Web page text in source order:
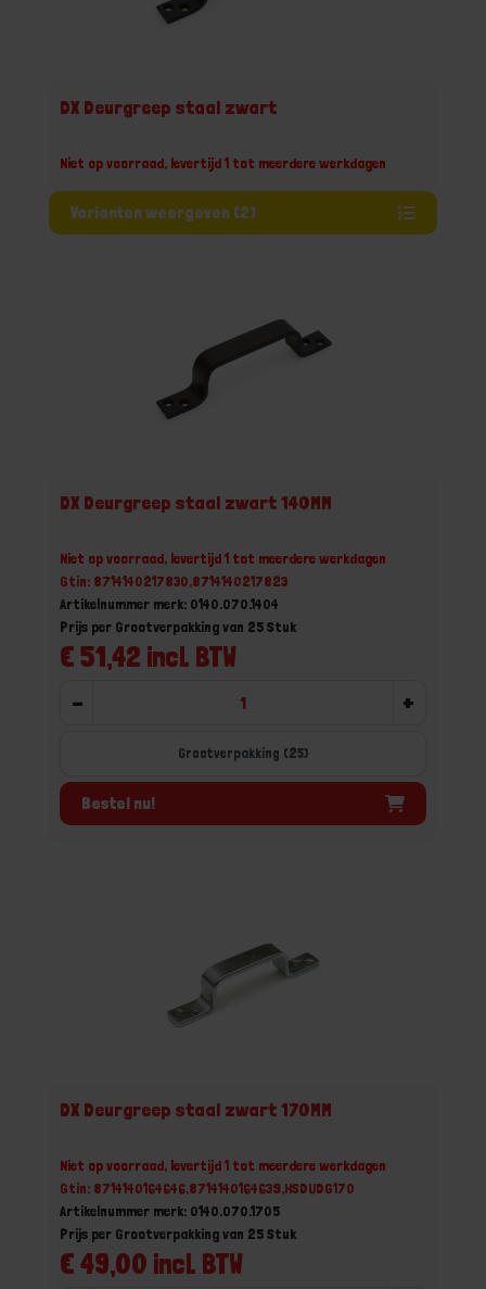
DX Deurgreep staal zwart
Niet op voorraad, levertijd 1 tot meerdere werkdagen
Varianten weergeven (2)
DX Deurgreep staal zwart 140MM
Niet op voorraad, levertijd 1 tot meerdere werkdagen
Gtin: 8714140217830,8714140217823
Artikelnummer merk: 0140.070.1404
€ 51,42 incl. BTW
Prijs per Grootverpakking van 25 Stuk
- +
Grootverpakking (25)
Bestel nu!
DX Deurgreep staal zwart 170MM
Niet op voorraad, levertijd 1 tot meerdere werkdagen
Gtin: 8714140164646,8714140164639,HSDUDG170
Artikelnummer merk: 0140.070.1705
€ 49,00 incl. BTW
Prijs per Grootverpakking van 25 Stuk